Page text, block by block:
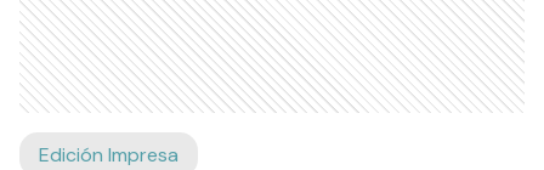
Edición Impresa